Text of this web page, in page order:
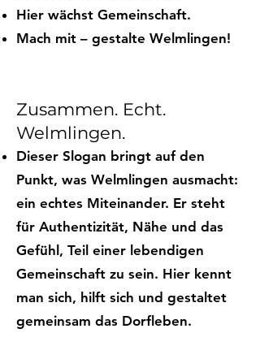
Hier wächst Gemeinschaft.
Mach mit – gestalte Welmlingen!
Zusammen. Echt.
Welmlingen.
Dieser Slogan bringt auf den
Punkt, was Welmlingen ausmacht:
ein echtes Miteinander. Er steht
für Authentizität, Nähe und das
Gefühl, Teil einer lebendigen
Gemeinschaft zu sein. Hier kennt
man sich, hilft sich und gestaltet
gemeinsam das Dorfleben.